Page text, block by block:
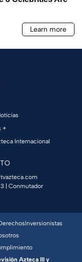
+
Internacional
| Conmutador
Inversionistas
Azteca III y